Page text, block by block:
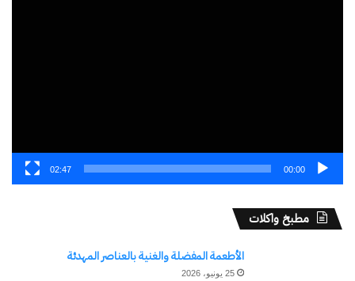
00:00
02:47
مطبخ واكلات
الأطعمة المفضلة والغنية بالعناصر المهدئة
25 يونيو، 2026